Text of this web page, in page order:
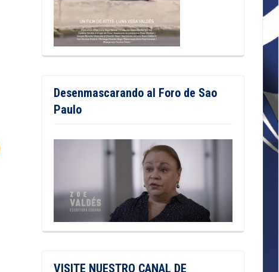
Desenmascarando al Foro de Sao
Paulo
VISITE NUESTRO CANAL DE